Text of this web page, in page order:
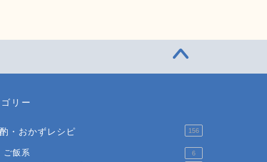
リー
・おかずレシピ 156
ご飯系 6